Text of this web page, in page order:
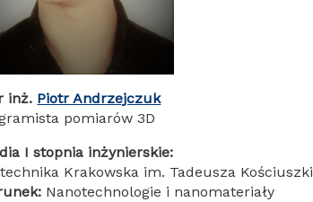
inż. Piotr Andrzejczuk
pomiarów 3D
I stopnia inżynierskie:
Krakowska im. Tadeusza Kościuszki
Nanotechnologie i nanomateriały